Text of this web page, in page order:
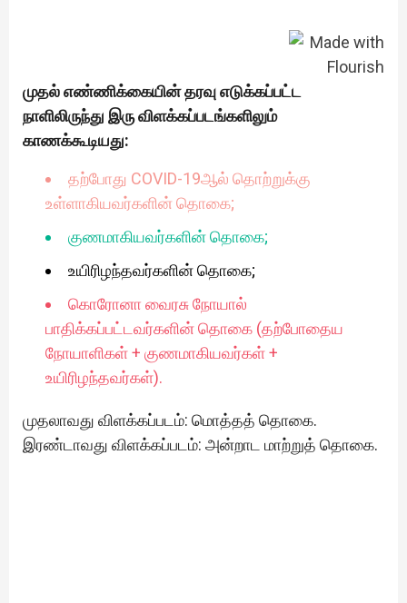
முதல் எண்ணிக்கையின் தரவு எடுக்கப்பட்ட
நாளிலிருந்து இரு விளக்கப்படங்களிலும்
காணக்கூடியது:
தற்போது COVID-19ஆல் தொற்றுக்கு
உள்ளாகியவர்களின் தொகை;
குணமாகியவர்களின் தொகை;
உயிரிழந்தவர்களின் தொகை;
கொரோனா வைரசு நோயால்
பாதிக்கப்பட்டவர்களின் தொகை (தற்போதைய
நோயாளிகள் + குணமாகியவர்கள் +
உயிரிழந்தவர்கள்).
முதலாவது விளக்கப்படம்: மொத்தத் தொகை.
இரண்டாவது விளக்கப்படம்: அன்றாட மாற்றுத் தொகை.